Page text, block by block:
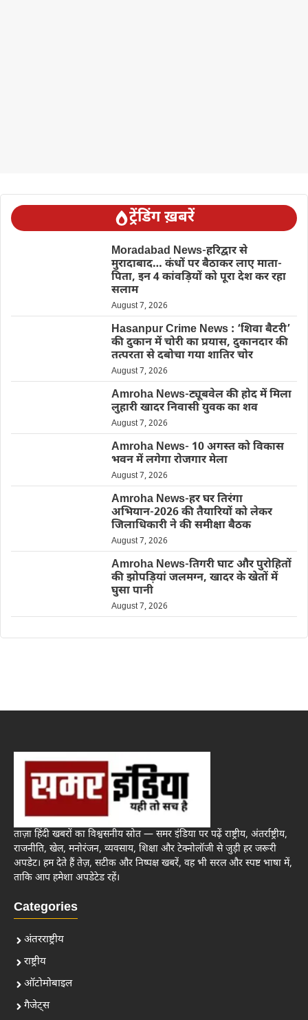
ट्रेंडिंग ख़बरें
Moradabad News-हरिद्वार से
मुरादाबाद… कंधों पर बैठाकर लाए माता-
पिता, इन 4 कांवड़ियों को पूरा देश कर रहा
सलाम
August 7, 2026
Hasanpur Crime News : ‘शिवा बैटरी’
की दुकान में चोरी का प्रयास, दुकानदार की
तत्परता से दबोचा गया शातिर चोर
August 7, 2026
Amroha News-ट्यूबवेल की होद में मिला
लुहारी खादर निवासी युवक का शव
August 7, 2026
Amroha News- 10 अगस्त को विकास
भवन में लगेगा रोजगार मेला
August 7, 2026
Amroha News-हर घर तिरंगा
अभियान-2026 की तैयारियों को लेकर
जिलाधिकारी ने की समीक्षा बैठक
August 7, 2026
Amroha News-तिगरी घाट और पुरोहितों
की झोपड़ियां जलमग्न, खादर के खेतों में
घुसा पानी
August 7, 2026
ताज़ा हिंदी खबरों का विश्वसनीय स्रोत — समर इंडिया पर पढ़ें राष्ट्रीय, अंतर्राष्ट्रीय,
राजनीति, खेल, मनोरंजन, व्यवसाय, शिक्षा और टेक्नोलॉजी से जुड़ी हर जरूरी
अपडेट। हम देते हैं तेज़, सटीक और निष्पक्ष खबरें, वह भी सरल और स्पष्ट भाषा में,
ताकि आप हमेशा अपडेटेड रहें।
Categories
अंतरराष्ट्रीय
राष्ट्रीय
ऑटोमोबाइल
गैजेट्स